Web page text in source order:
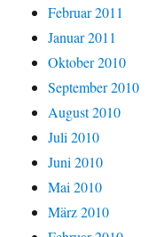
Februar 2011
Januar 2011
Oktober 2010
September 2010
August 2010
Juli 2010
Juni 2010
Mai 2010
März 2010